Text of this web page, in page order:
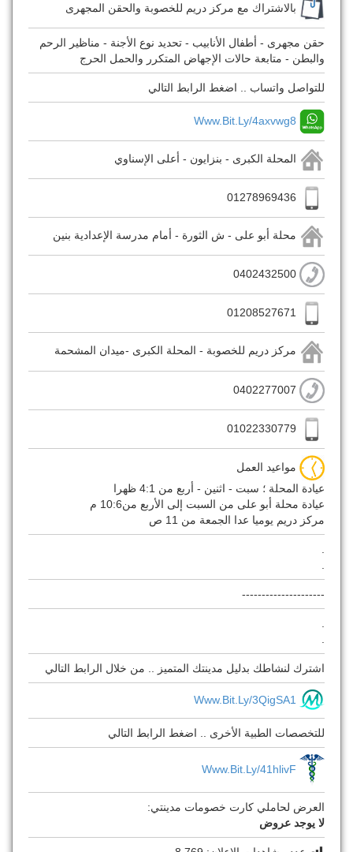
بالاشتراك مع مركز دريم للخصوبة والحقن المجهرى
حقن مجهرى - أطفال الأنابيب - تحديد نوع الأجنة - مناظير الرحم
والبطن - متابعة حالات الإجهاض المتكرر والحمل الحرج
للتواصل واتساب .. اضغط الرابط التالي
Www.bit.ly/4axvwg8
المحلة الكبرى - بنزايون - أعلى الإسناوي
محلة أبو على - ش الثورة - أمام مدرسة الإعدادية بنين
مركز دريم للخصوبة - المحلة الكبرى -ميدان المشحمة
مواعيد العمل
عيادة المحلة ؛ سبت - اثنين - أربع من 4:1 ظهرا
عيادة محلة أبو على من السبت إلى الأربع من10:6 م
مركز دريم يوميا عدا الجمعة من 11 ص
---------------------
اشترك لنشاطك بدليل مدينتك المتميز .. من خلال الرابط التالي
Www.bit.ly/3QigSA1
للتخصصات الطبية الأخرى .. اضغط الرابط التالي
Www.bit.ly/41hlivF
العرض لحاملي كارت خصومات مدينتي:
لا يوجد عروض